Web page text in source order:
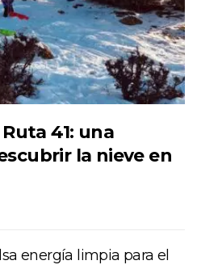
41: una
la nieve en
energía limpia para el